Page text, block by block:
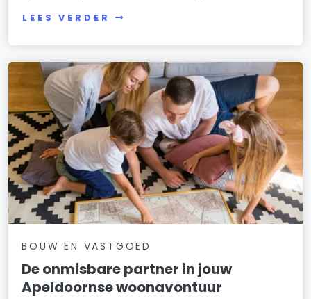
LEES VERDER
BOUW EN VASTGOED
De onmisbare partner in jouw
Apeldoornse woonavontuur